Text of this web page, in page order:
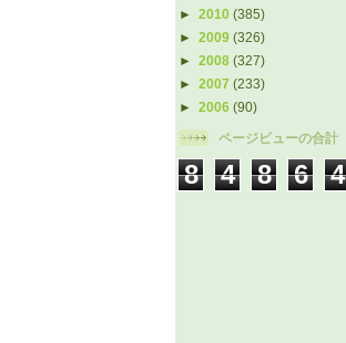
► 2010 (385)
► 2009 (326)
► 2008 (327)
► 2007 (233)
► 2006 (90)
ページビューの合計
8 4 8 6 4